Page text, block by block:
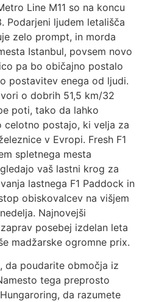
Line M11 so na koncu
Podarjeni ljudem letališča
zelo prompt, in morda
Istanbul, povsem novo
pa bo običajno postalo
postavitev enega od ljudi.
o dobrih 51,5 km/32
poti, tako da lahko
celotno postajo, ki velja za
v Evropi. Fresh F1
spletnega mesta
vaš lastni krog za
lastnega F1 Paddock in
obiskovalcev na višjem
Najnovejši
posebej izdelan leta
madžarske ogromne prix.
da poudarite območja iz
tega preprosto
da razumete